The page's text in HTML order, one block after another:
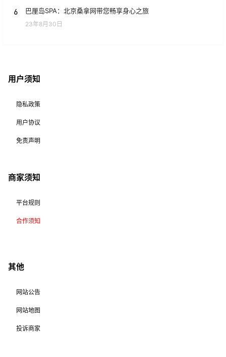
6 巴厘岛SPA：北京桑拿网带您畅享身心之旅
23年8月30日
用户须知
隐私政策
用户协议
免责声明
商家须知
平台规则
合作须知
其他
网站公告
网站地图
投诉商家